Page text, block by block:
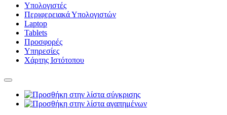
Υπολογιστές
Περιφερειακά Υπολογιστών
Laptop
Tablets
Προσφορές
Υπηρεσίες
Χάρτης Ιστότοπου